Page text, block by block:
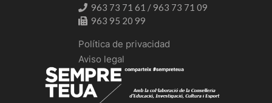
963 73 71 61 / 963 73 71 09
963 95 20 99
Política de privacidad
Aviso legal